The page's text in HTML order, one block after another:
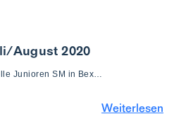
August 2020
Junioren SM in Bex…
Weiterlesen